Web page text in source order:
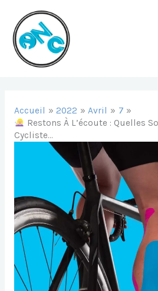
Contenu
Accueil 2022 Avril
7
Restons À L’écoute : Quelles
Cycliste…